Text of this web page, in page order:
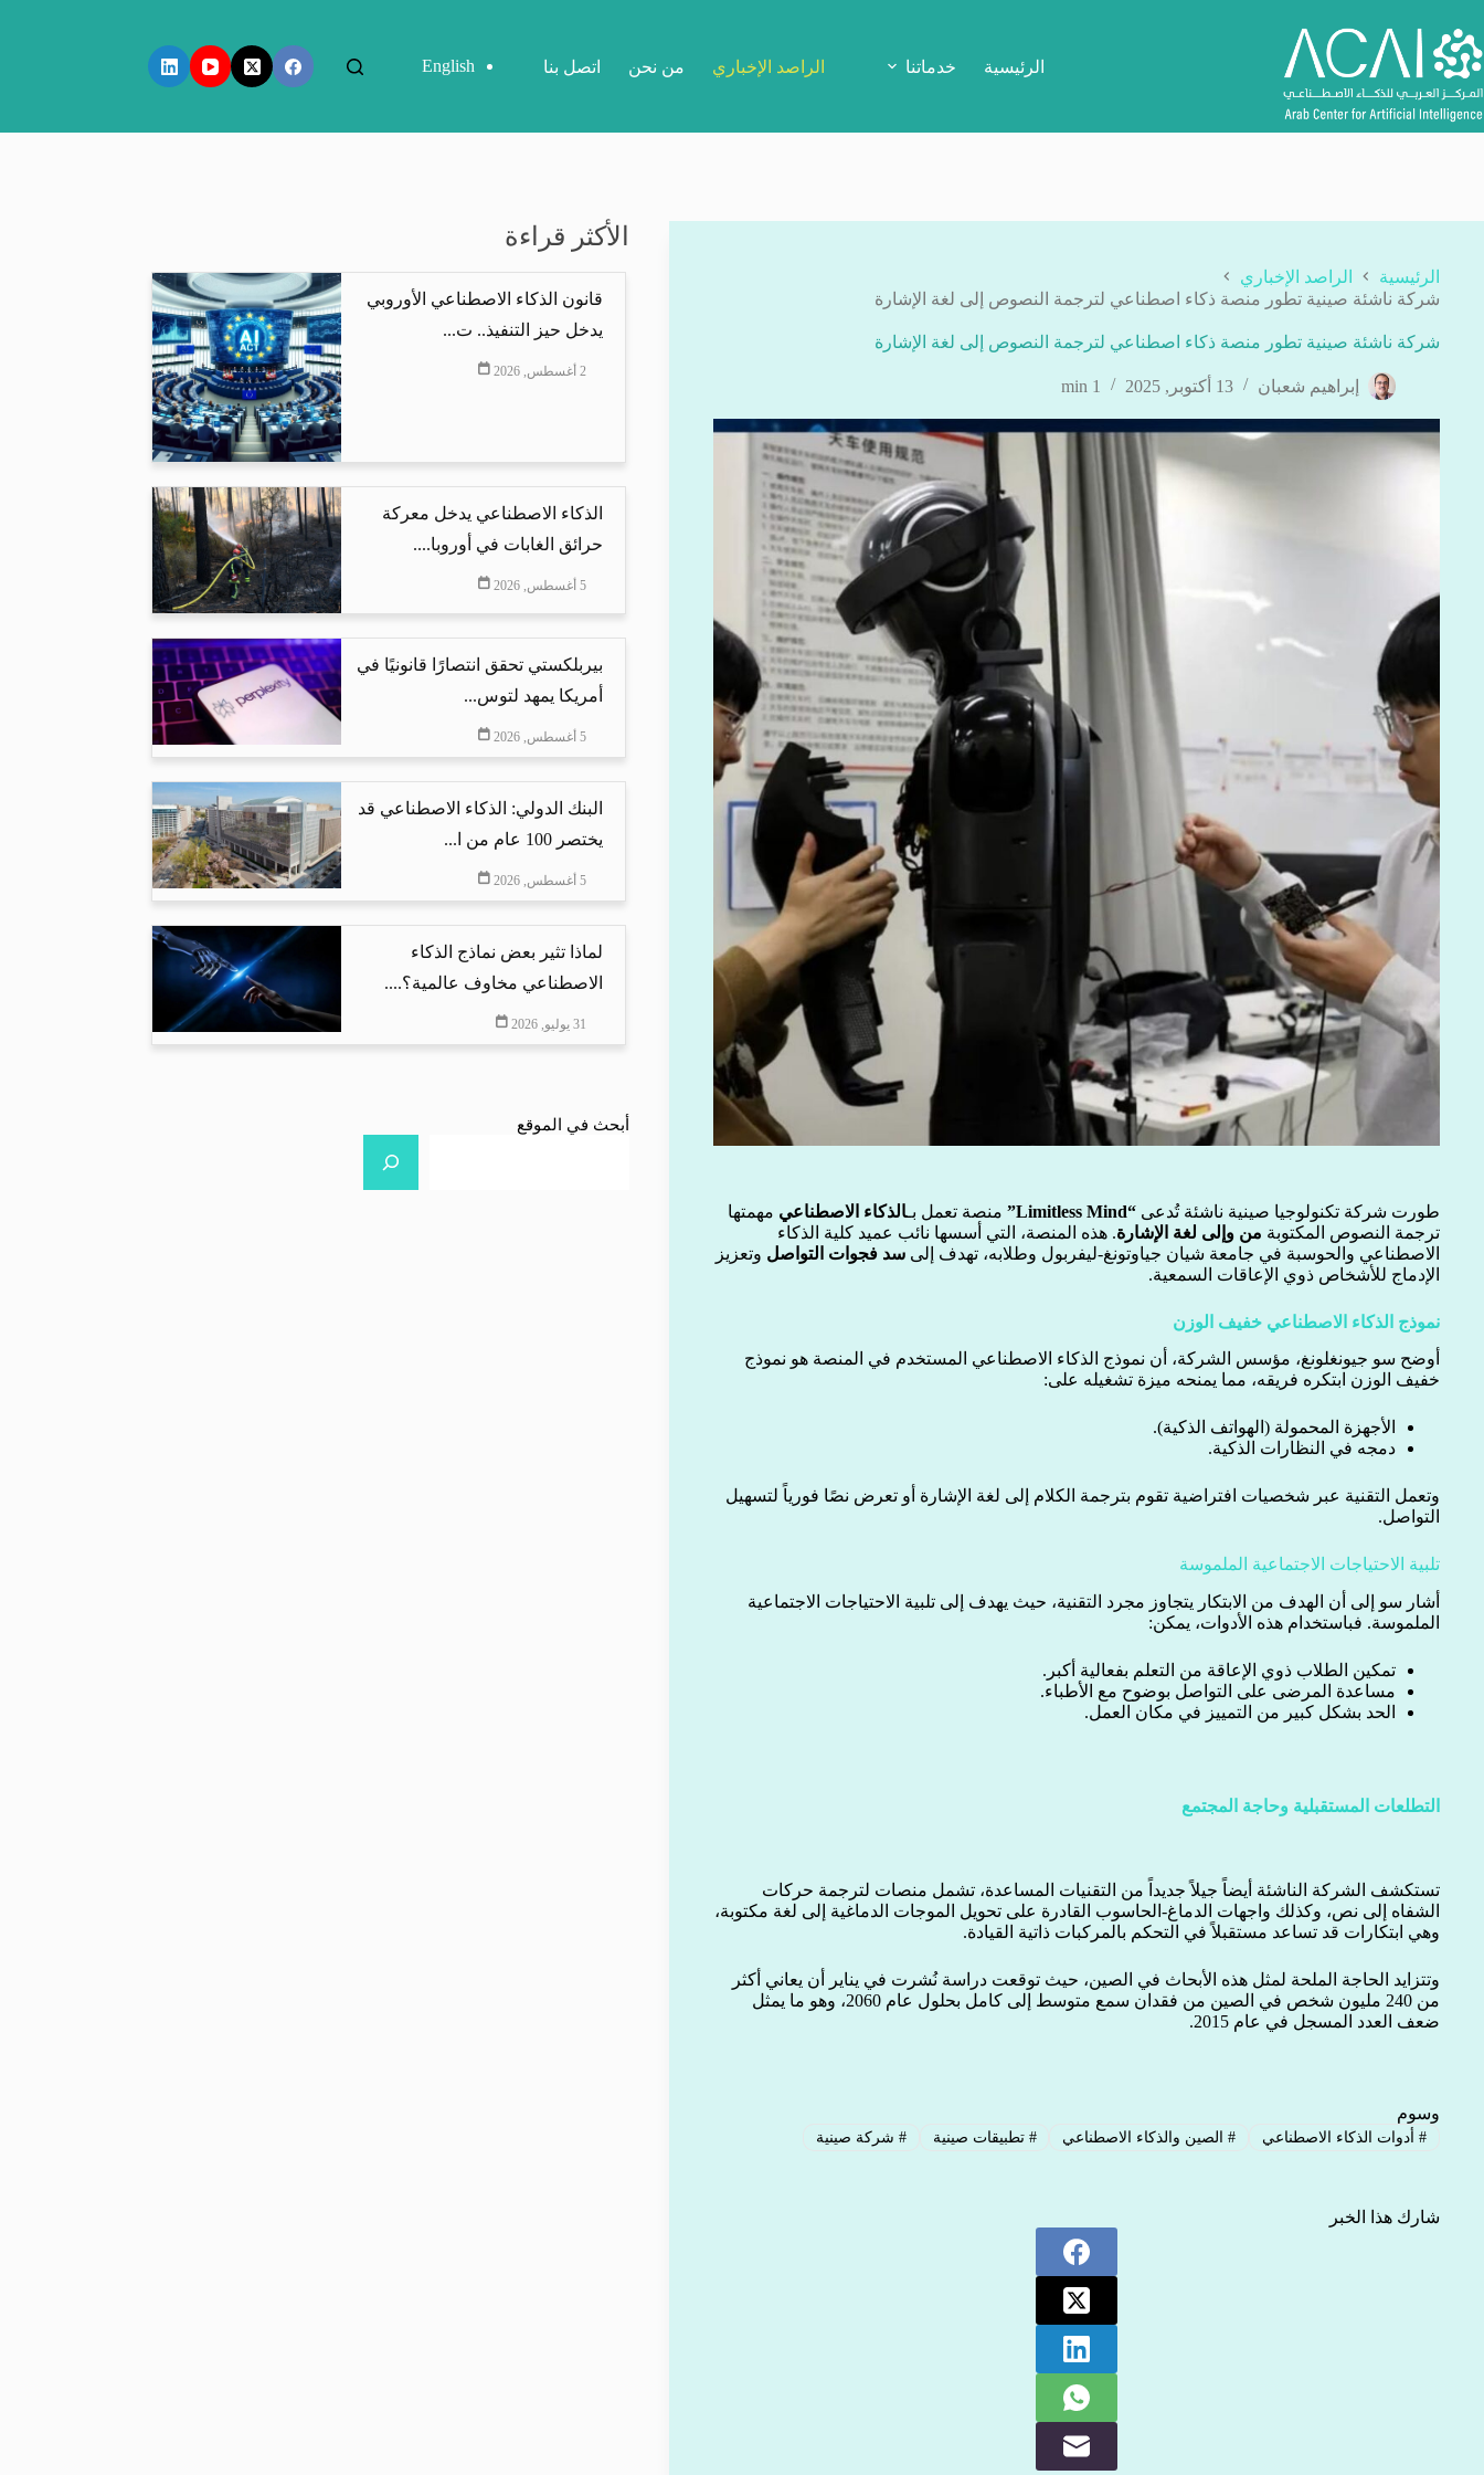
إلى
المحتوى
الرئيسية خدماتنا الراصد الإخباري من نحن اتصل بنا English
الرئيسية
الراصد الإخباري
شركة ناشئة صينية تطور منصة ذكاء اصطناعي لترجمة النصوص إلى لغة الإشارة
شركة ناشئة صينية تطور منصة ذكاء اصطناعي لترجمة النصوص إلى لغة الإشارة
إبراهيم شعبان 13 أكتوبر, 2025 1 min
طورت شركة تكنولوجيا صينية ناشئة تُدعى “Limitless Mind” منصة تعمل بـالذكاء الاصطناعي مهمتها
ترجمة النصوص المكتوبة من وإلى لغة الإشارة. هذه المنصة، التي أسسها نائب عميد كلية الذكاء
الاصطناعي والحوسبة في جامعة شيان جياوتونغ-ليفربول وطلابه، تهدف إلى سد فجوات التواصل وتعزيز
الإدماج للأشخاص ذوي الإعاقات السمعية.
نموذج الذكاء الاصطناعي خفيف الوزن
أوضح سو جيونغلونغ، مؤسس الشركة، أن نموذج الذكاء الاصطناعي المستخدم في المنصة هو نموذج
خفيف الوزن ابتكره فريقه، مما يمنحه ميزة تشغيله على:
الأجهزة المحمولة (الهواتف الذكية).
دمجه في النظارات الذكية.
وتعمل التقنية عبر شخصيات افتراضية تقوم بترجمة الكلام إلى لغة الإشارة أو تعرض نصًا فورياً لتسهيل
التواصل.
تلبية الاحتياجات الاجتماعية الملموسة
أشار سو إلى أن الهدف من الابتكار يتجاوز مجرد التقنية، حيث يهدف إلى تلبية الاحتياجات الاجتماعية
الملموسة. فباستخدام هذه الأدوات، يمكن:
تمكين الطلاب ذوي الإعاقة من التعلم بفعالية أكبر.
مساعدة المرضى على التواصل بوضوح مع الأطباء.
الحد بشكل كبير من التمييز في مكان العمل.
التطلعات المستقبلية وحاجة المجتمع
تستكشف الشركة الناشئة أيضاً جيلاً جديداً من التقنيات المساعدة، تشمل منصات لترجمة حركات
الشفاه إلى نص، وكذلك واجهات الدماغ-الحاسوب القادرة على تحويل الموجات الدماغية إلى لغة مكتوبة،
وهي ابتكارات قد تساعد مستقبلاً في التحكم بالمركبات ذاتية القيادة.
وتتزايد الحاجة الملحة لمثل هذه الأبحاث في الصين، حيث توقعت دراسة نُشرت في يناير أن يعاني أكثر
من 240 مليون شخص في الصين من فقدان سمع متوسط إلى كامل بحلول عام 2060، وهو ما يمثل
ضعف العدد المسجل في عام 2015.
وسوم
#أدوات الذكاء الاصطناعي #الصين والذكاء الاصطناعي # تطبيقات صينية # شركة صينية
شارك هذا الخبر
الأكثر قراءة
قانون الذكاء الاصطناعي الأوروبي
يدخل حيز التنفيذ.. ت...
2 أغسطس, 2026
الذكاء الاصطناعي يدخل معركة
حرائق الغابات في أوروبا....
5 أغسطس, 2026
بيربلكستي تحقق انتصارًا قانونيًا في
أمريكا يمهد لتوس...
5 أغسطس, 2026
البنك الدولي: الذكاء الاصطناعي قد
يختصر 100 عام من ا...
5 أغسطس, 2026
لماذا تثير بعض نماذج الذكاء
الاصطناعي مخاوف عالمية؟....
31 يوليو, 2026
أبحث في الموقع